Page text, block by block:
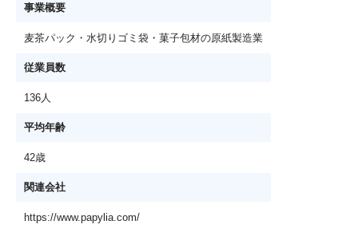
事業概要
麦茶パック・水切りゴミ袋・菓子包材の原紙製造業
従業員数
136人
平均年齢
42歳
関連会社
https://www.papylia.com/